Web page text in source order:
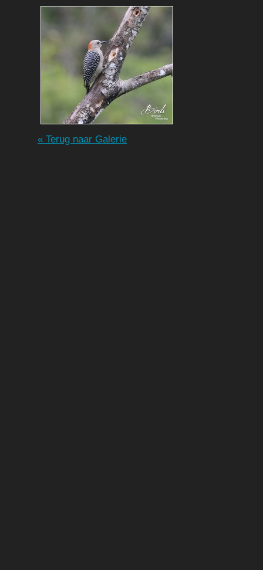
« Terug naar Galerie